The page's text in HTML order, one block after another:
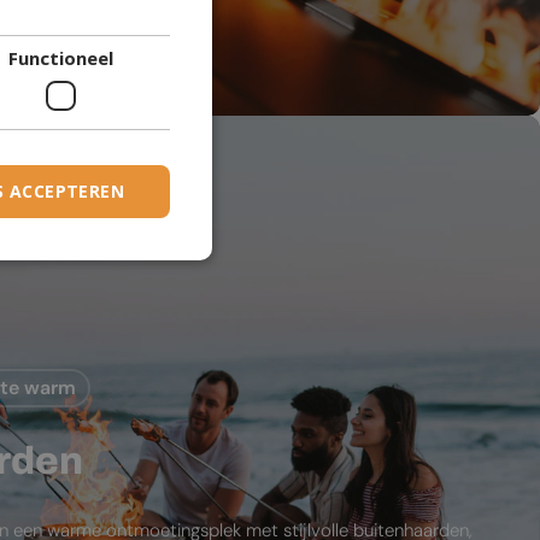
warm
een warme ontmoetingsplek met stijlvolle buitenhaarden,
DUTCH
FRENCH
GERMAN
GREEK
ITALIAN
LATVIAN
LITHUANIAN
Functioneel
ACCEPTEREN